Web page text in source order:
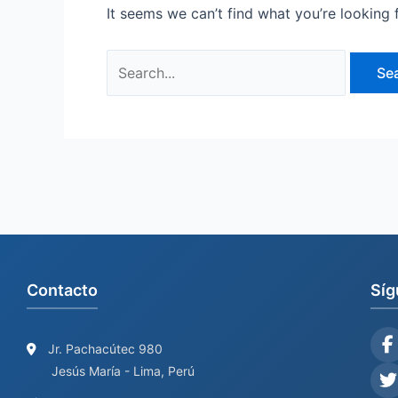
It seems we can’t find what you’re
Contacto
Jr. Pachacútec 980
Jesús María - Lima, Perú